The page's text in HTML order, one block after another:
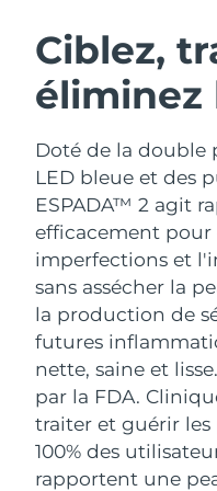
Ciblez,
éliminez
Doté de la double
LED bleue et des
ESPADA™ 2 agit
efficacement pour
imperfections et
sans assécher la
la production de
futures
nette, saine et lisse.
par la FDA.
traiter et guérir les
100% des
rapportent une
Anti-
LUNA™
Massage,
LUNA™
For men,
BEAR™
BEAR™
Hydratation
UFO™
Deep
UFO™
Near-
device
issa™ 4
Hybrid
issa™ 4
Smart
FAQ™
Anti-âge
Autriche
Bahreïn
Belgique
Bermudes
Bosnie-
Brunei
Bulgarie
Canada
Chili